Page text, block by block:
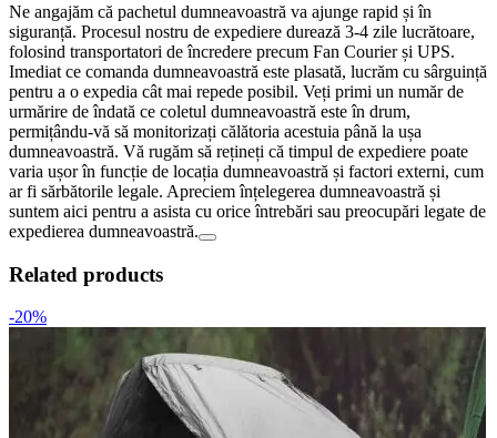
Ne angajăm că pachetul dumneavoastră va ajunge rapid și în
siguranță. Procesul nostru de expediere durează 3-4 zile lucrătoare,
folosind transportatori de încredere precum Fan Courier și UPS.
Imediat ce comanda dumneavoastră este plasată, lucrăm cu sârguință
pentru a o expedia cât mai repede posibil. Veți primi un număr de
urmărire de îndată ce coletul dumneavoastră este în drum,
permițându-vă să monitorizați călătoria acestuia până la ușa
dumneavoastră. Vă rugăm să rețineți că timpul de expediere poate
varia ușor în funcție de locația dumneavoastră și factori externi, cum
ar fi sărbătorile legale. Apreciem înțelegerea dumneavoastră și
suntem aici pentru a asista cu orice întrebări sau preocupări legate de
expedierea dumneavoastră.
Related products
-20%